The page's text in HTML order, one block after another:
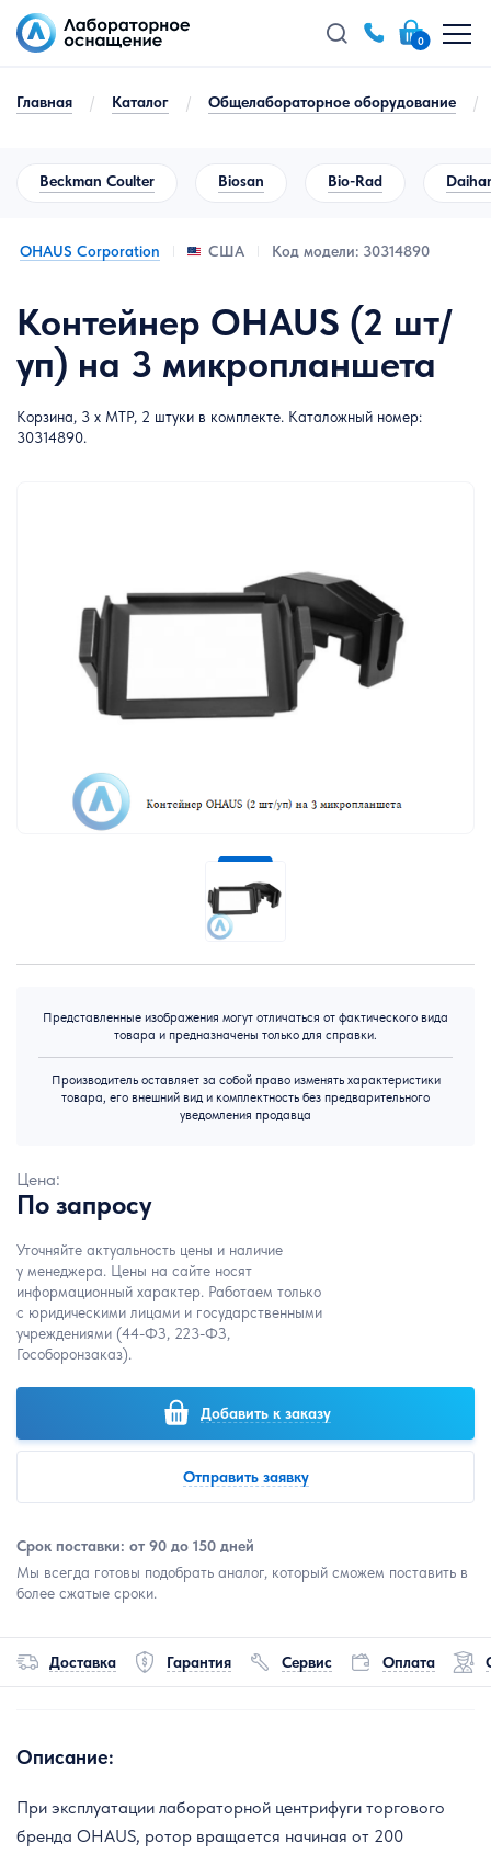
0
Главная / Каталог / Общелабораторное оборудование /
Beckman Coulter Biosan Bio-Rad
OHAUS Corporation США Код модели: 30314890
Контейнер OHAUS (2 шт/
уп) на 3 микропланшета
Корзина, 3 x MTP, 2 штуки в комплекте. Каталожный номер:
30314890.
Представленные изображения могут отличаться от фактического вида
товара и предназначены только для справки.
Производитель оставляет за собой право изменять характеристики
товара, его внешний вид и комплектность без предварительного
уведомления продавца
Цена:
По запросу
Уточняйте актуальность цены и наличие
у менеджера. Цены на сайте носят
информационный характер. Работаем только
с юридическими лицами и государственными
учреждениями (44-ФЗ, 223-ФЗ,
Гособоронзаказ).
Добавить к заказу
Отправить заявку
Срок поставки: от 90 до 150 дней
Мы всегда готовы подобрать аналог, который сможем поставить в
более сжатые сроки.
Доставка Гарантия Сервис Оплата
Описание:
При эксплуатации лабораторной центрифуги торгового
бренда OHAUS, ротор вращается начиная от 200